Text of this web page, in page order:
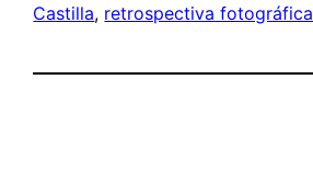
Castilla, retrospectiva fotográfica